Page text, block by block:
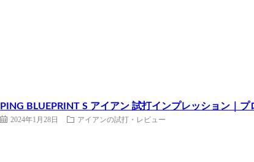
PING BLUEPRINT S アイアン 試打インプレッション｜
2024年1月28日 アイアンの試打・レビュー